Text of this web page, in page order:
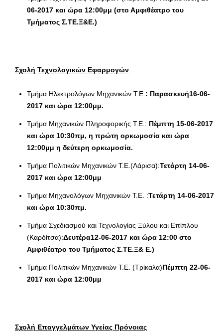
06-2017 και ώρα 12:00μμ (στο Αμφιθέατρο του
Τμήματος Σ.ΤΕ.Ξ&Ε.)
Σχολή Τεχνολογικών Εφαρμογών
Τμήμα Ηλεκτρολόγων Μηχανικών Τ.Ε.: Παρασκευή16-06-
2017 και ώρα 12:00μμ.
Τμήμα Μηχανικών Πληροφορικής Τ.Ε.: Πέμπτη 15-06-2017
και ώρα 10:30πμ, η πρώτη ορκωμοσία και ώρα
12:00μμ η δεύτερη ορκωμοσία.
Τμήμα Πολιτικών Μηχανικών Τ.Ε.(Λάρισα):Τετάρτη 14-06-
2017 και ώρα 12:00μμ
Τμήμα Μηχανολόγων Μηχανικών Τ.Ε. :Τετάρτη 14-06-2017
και ώρα 10:30πμ.
Τμήμα Σχεδιασμού και Τεχνολογίας Ξύλου και Επίπλου
(Καρδίτσα):Δευτέρα12-06-2017 και ώρα 12:00 στο
Αμφιθέατρο του Τμήματος Σ.ΤΕ.Ξ& Ε.)
Τμήμα Πολιτικών Μηχανικών Τ.Ε. (Τρίκαλα)Πέμπτη 22-06-
2017 και ώρα 12:00μμ
Σχολή Επαγγελμάτων Υγείας Πρόνοιας